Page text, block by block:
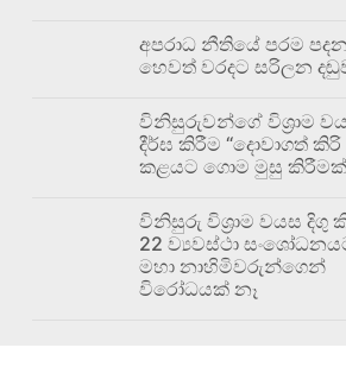
අපරාධ නීතියේ පරම
හෙවත් වරදට සරිලන
විනිසුරුවන්ගේ විශ්‍රාම
දීර්ඝ කිරීම “දොවාගත් කිරි
කළයට ගොම මුසු
විනිසුරු විශ්‍රාම වයස දිගු
22 ව්‍යවස්ථා
මහා නාහිමිවරුන්ගෙන්
විරෝධයක් නෑ